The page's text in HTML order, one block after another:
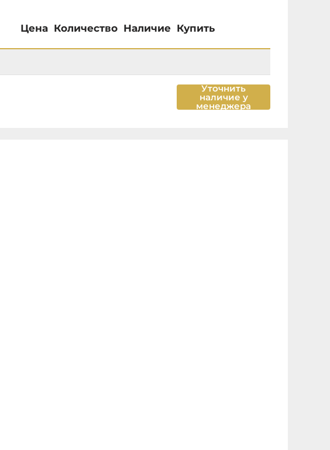
Цена Количество Наличие Купить
Уточнить
наличие у
менеджера